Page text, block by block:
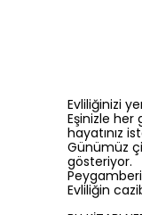
Evliliğinizi
Eşinizle her
hayatınız
Günümüz
gösteriyor.
Evliliğin